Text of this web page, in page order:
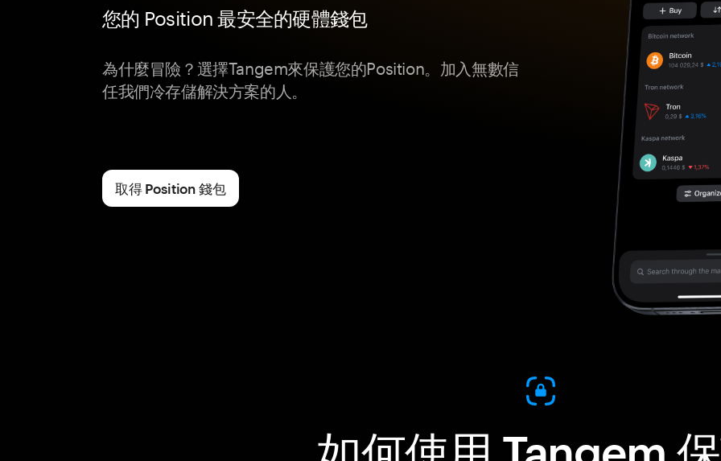
您的 Position 最安全的硬體錢包
為什麼冒險？選擇Tangem來保護您的Position。加入無數信
任我們冷存儲解決方案的人。
取得 Position 錢包